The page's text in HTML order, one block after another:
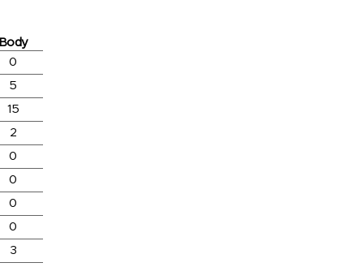
Body
0
5
15
2
0
0
0
0
3